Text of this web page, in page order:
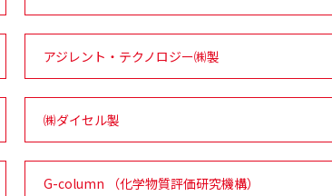
アジレント・テクノロジー㈱製
㈱ダイセル製
G-column （化学物質評価研究機構）